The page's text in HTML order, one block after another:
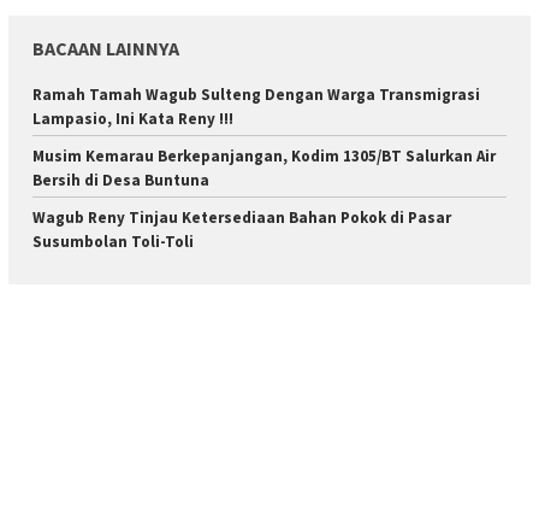
BACAAN LAINNYA
Ramah Tamah Wagub Sulteng Dengan Warga Transmigrasi
Lampasio, Ini Kata Reny !!!
Musim Kemarau Berkepanjangan, Kodim 1305/BT Salurkan Air
Bersih di Desa Buntuna
Wagub Reny Tinjau Ketersediaan Bahan Pokok di Pasar
Susumbolan Toli-Toli